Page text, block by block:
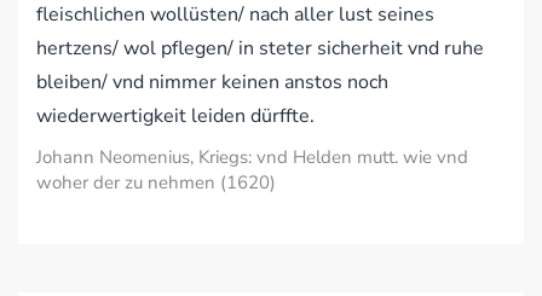
fleischlichen wollüsten/ nach aller lust seines
hertzens/ wol pflegen/ in steter sicherheit vnd ruhe
bleiben/ vnd nimmer keinen anstos noch
wiederwertigkeit leiden dürffte.
Johann Neomenius, Kriegs: vnd Helden mutt. wie vnd
woher der zu nehmen (1620)